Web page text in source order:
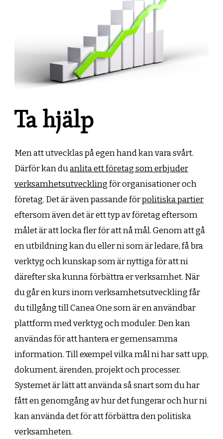
Ta hjälp
Men att utvecklas på egen hand kan vara svårt.
Därför kan duanlita ett företag som erbjuder
verksamhetsutvecklingför organisationer och
företag. Det är även passande förpolitiska partier
eftersom även det är ett typ av företag eftersom
målet är att locka fler för att nå mål. Genom att gå
en utbildning kan du eller ni som är ledare, få bra
verktyg och kunskap som är nyttiga för att ni
därefter ska kunna förbättra er verksamhet. När
du går en kurs inom verksamhetsutveckling får
du tillgång till Canea One som är en användbar
plattform med verktyg och moduler. Den kan
användas för att hantera er gemensamma
information. Till exempel vilka mål ni har satt upp,
dokument, ärenden, projekt och processer.
Systemet är lätt att använda så snart som du har
fått en genomgång av hur det fungerar och hur ni
kan använda det för att förbättra den politiska
verksamheten.